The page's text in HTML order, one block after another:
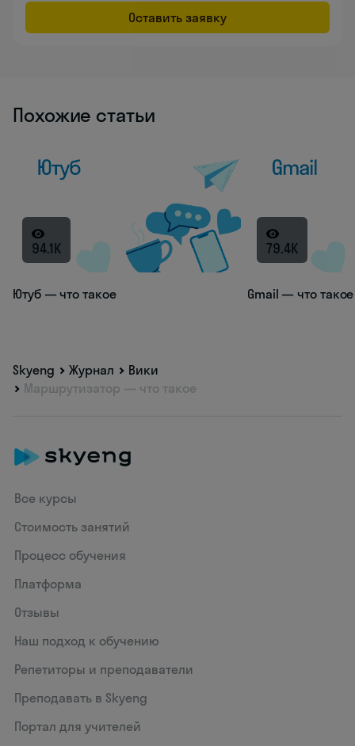
Оставить заявку
Похожие статьи
94.1K
Ютуб — что такое
79.4K
Gmail — что такое
Skyeng Журнал
Вики
Маршрутизатор — что такое
Все курсы
Стоимость занятий
Процесс обучения
Платформа
Отзывы
Наш подход к обучению
Репетиторы и преподаватели
Преподавать в Skyeng
Портал для учителей